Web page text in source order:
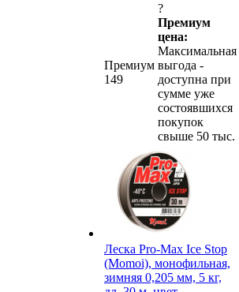
Премиум
149
?
Премиум
цена:
Максимальная
выгода -
доступна при
сумме уже
состоявшихся
покупок
свыше 50 тыс.
Леска Pro-Max Ice Stop
(Momoi), монофильная,
зимняя 0,205 мм, 5 кг,